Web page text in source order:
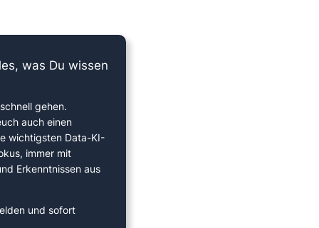
was Du wissen
gehen.
auch einen
wichtigsten Data-KI-
immer mit
Erkenntnissen aus
und sofort